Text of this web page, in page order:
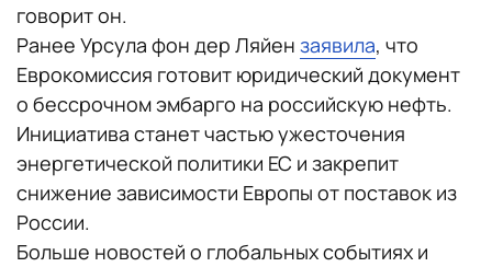
говорит он.
Ранее Урсула фон дер Ляйен заявила, что
Еврокомиссия готовит юридический документ
о бессрочном эмбарго на российскую нефть.
Инициатива станет частью ужесточения
энергетической политики ЕС и закрепит
снижение зависимости Европы от поставок из
России.
Больше новостей о глобальных событиях и